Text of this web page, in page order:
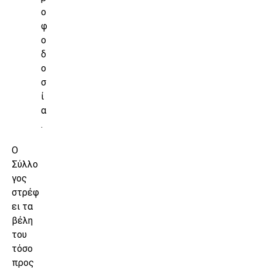
ο
φ
ο
δ
ο
σ
ί
α
.
Ο
Σύλλο
γος
στρέφ
ει τα
βέλη
του
τόσο
προς